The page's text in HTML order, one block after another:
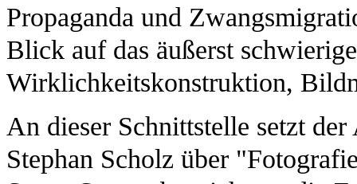
Propaganda und
Blick auf das äußerst
Wirklichkeitskonstruktion,
An dieser Schnittstelle setzt
Stephan Scholz über